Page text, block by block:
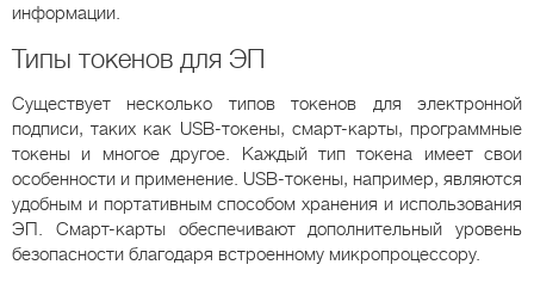
информации.
Типы токенов для ЭП
Существует несколько типов токенов для электронной
подписи, таких как USB-токены, смарт-карты, программные
токены и многое другое. Каждый тип токена имеет свои
особенности и применение. USB-токены, например, являются
удобным и портативным способом хранения и использования
ЭП. Смарт-карты обеспечивают дополнительный уровень
безопасности благодаря встроенному микропроцессору.